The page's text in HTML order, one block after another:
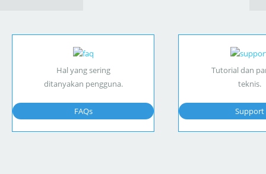
Hal yang sering
ditanyakan pengguna.
FAQs
Tutorial dan
teknis.
Support